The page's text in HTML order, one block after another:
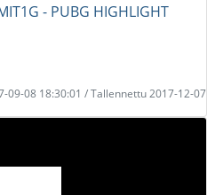
- PUBG HIGHLIGHT
09-08 18:30:01 / Tallennettu 2017-12-07